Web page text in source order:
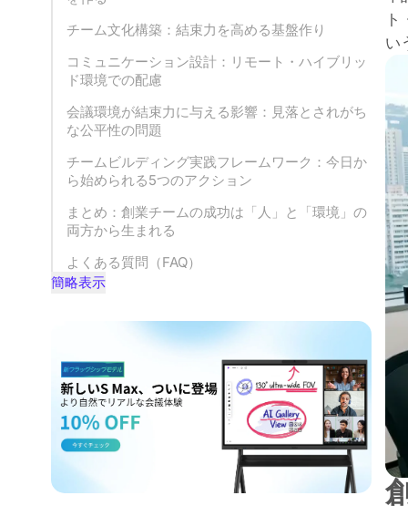
チーム文化構築：結束力を高める基盤作り
コミュニケーション設計：リモート・ハイブリッ
ド環境での配慮
会議環境が結束力に与える影響：見落とされがち
な公平性の問題
チームビルディング実践フレームワーク：今日か
ら始められる5つのアクション
まとめ：創業チームの成功は「人」と「環境」の
両方から生まれる
よくある質問（FAQ）
簡略表示
い